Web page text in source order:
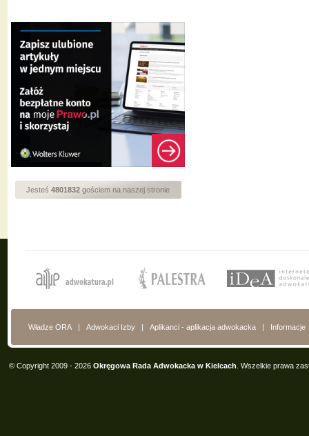
Jesteś 4801832 gościem na naszej stronie
Władze ORA | Adwokaci Izby | Aplikanci - aplikacja adwokacka | Informacje
© Copyright 2009 - 2026 Okręgowa Rada Adwokacka w Kielcach . Wszelkie prawa